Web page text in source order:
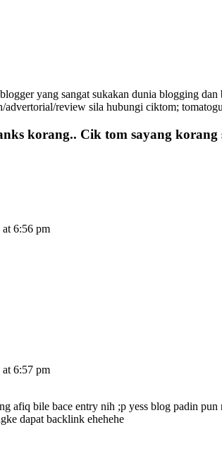
yang sangat sukakan dunia blogging
advertorial/review sila hubungi ciktom;
korang.. Cik tom sayang korang
at 6:56 pm
at 6:57 pm
afiq bile bace entry nih ;p yess blog padin pun
dapat backlink ehehehe